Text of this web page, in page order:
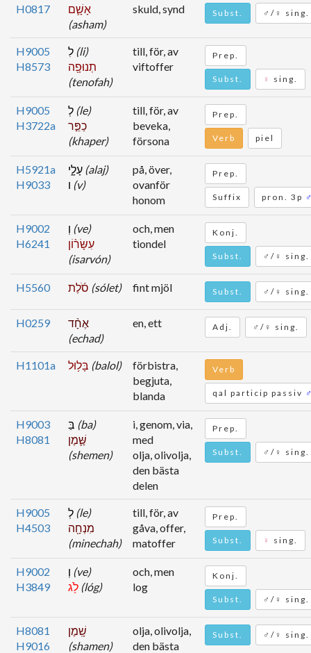
H0817
אָשָׁ֛ם
(asham)
skuld, synd Subst. ♂/♀ sing.
H9005
H8573
(li)
תְנוּפָ֖ה
(tenofah)
till, för, av
viftoffer
Prep.
Subst. ♀ sing.
H9005
H3722a
(le)
כַפֵּ֣ר
(khaper)
till, för, av
beveka,
försona
Prep.
Verb piel
H5921a
H9033
(alaj)
(v)
på, över,
ovanför
honom
Prep.
Suffix pron. 3p
H9002
H6241
(ve)
עִשָּׂר֨וֹן
(isarvón)
och, men
tiondel
Konj.
Subst. ♂/♀ sing.
H5560 (sólet) fint mjöl Subst. ♂/♀ sing.
H0259
אֶחָ֨ד
(echad)
en, ett Adj. ♂/♀ sing.
H1101a (balol)
förbistra,
begjuta,
blanda
Verb
qal particip passiv
H9003
H8081
(ba)
שֶּׁ֛מֶן
(shemen)
i, genom, via,
med
olja, olivolja,
den bästa
delen
Prep.
Subst. ♂/♀ sing.
H9005
H4503
(le)
מִנְחָ֖ה
(minechah)
till, för, av
gåva, offer,
matoffer
Prep.
Subst. ♀ sing.
H9002
H3849
(ve)
(lóg)
och, men
log
Konj.
Subst. ♂/♀ sing.
H8081
H9016
שָֽׁמֶן
(shamen)
olja, olivolja,
den bästa
Subst. ♂/♀ sing.